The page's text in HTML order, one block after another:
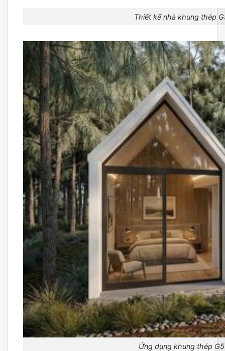
Thiết kế nhà khung thép
Ứng dụng khung thép